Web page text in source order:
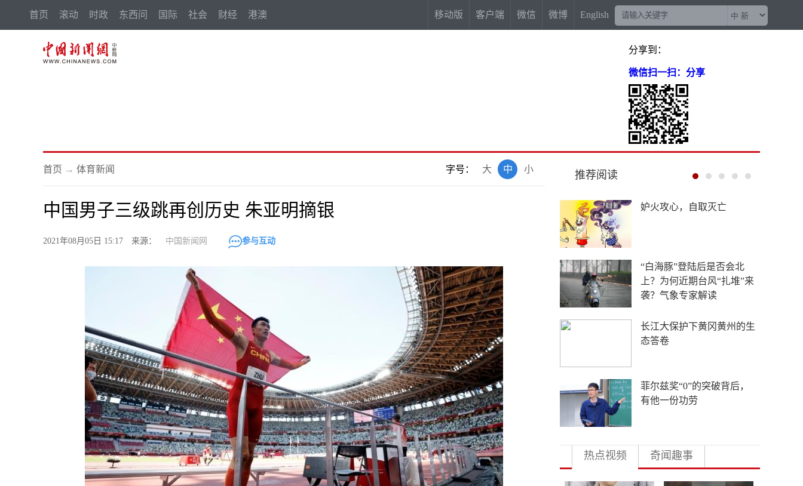
首页 滚动 时政 东西问 国际 社会 财经 港澳 移动版 客户端 微信 微博 English
分享到：
微信扫一扫：分享
首页 → 体育新闻 字号： 小
中
大
中国男子三级跳再创历史 朱亚明摘银
2021年08月05日 15:17 来源： 中国新闻网 参与互动
推荐阅读
“梅姨案”被拐儿童父亲申军
China Travel又换“三件套”：
外国游客从观众变玩家
4年要让无人机增产80倍，
日本为何急不可耐？
多地向县放权 激活发展一
池春水
热点视频 奇闻趣事